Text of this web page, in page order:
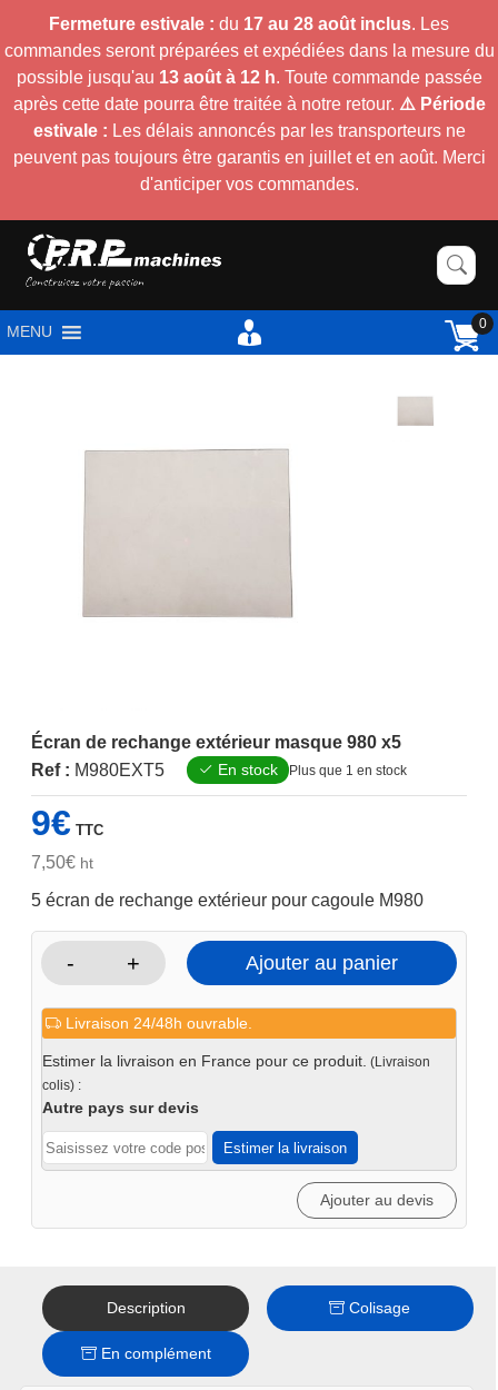
Fermeture estivale : du 17 au 28 août inclus. Les
commandes seront préparées et expédiées dans la mesure du
possible jusqu'au 13 août à 12 h. Toute commande passée
après cette date pourra être traitée à notre retour. ⚠️ Période
estivale : Les délais annoncés par les transporteurs ne
peuvent pas toujours être garantis en juillet et en août. Merci
d'anticiper vos commandes.
MENU 0
Écran de rechange extérieur masque 980 x5
Ref : M980EXT5 En stock Plus que 1 en stock
9€ TTC
7,50€ht
5 écran de rechange extérieur pour cagoule M980
-
quantité
Écran
de
extérieur
masque
980
+ Ajouter au panier
Livraison 24/48h ouvrable.
Estimer la livraison en France pour ce produit. (Livraison
colis) :
Autre pays sur devis
Estimer la livraison
Ajouter au devis
Description Colisage
En complément